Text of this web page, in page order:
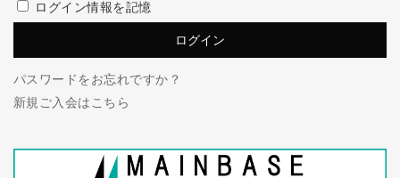
ログイン情報を記憶
パスワードをお忘れですか？
新規ご入会はこちら